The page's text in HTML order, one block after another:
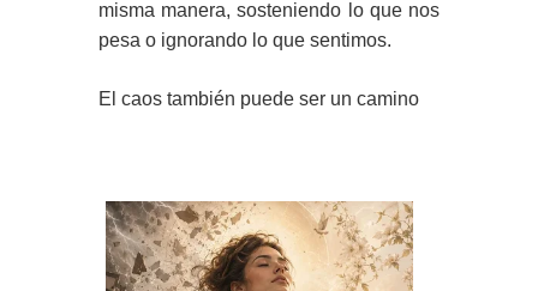
misma manera, sosteniendo lo que nos
pesa o ignorando lo que sentimos.
El caos también puede ser un camino